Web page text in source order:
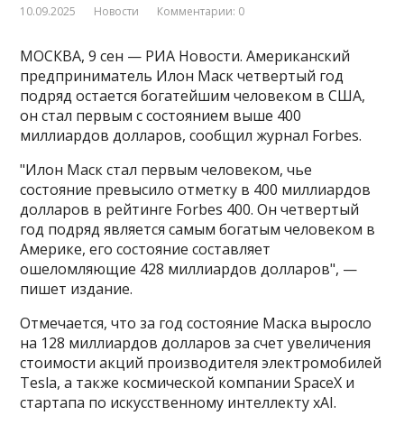
10.09.2025 Новости Комментарии: 0
МОСКВА, 9 сен — РИА Новости. Американский
предприниматель Илон Маск четвертый год
подряд остается богатейшим человеком в США,
он стал первым с состоянием выше 400
миллиардов долларов, сообщил журнал Forbes.
"Илон Маск стал первым человеком, чье
состояние превысило отметку в 400 миллиардов
долларов в рейтинге Forbes 400​​​. Он четвертый
год подряд является самым богатым человеком в
Америке, его состояние составляет
ошеломляющие 428 миллиардов долларов", —
пишет издание.
Отмечается, что за год состояние Маска выросло
на 128 миллиардов долларов за счет увеличения
стоимости акций производителя электромобилей
Tesla, а также космической компании SpaceX и
стартапа по искусственному интеллекту xAI.